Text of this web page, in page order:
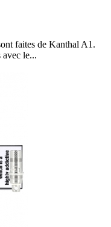
faites de Kanthal A1.
avec le...